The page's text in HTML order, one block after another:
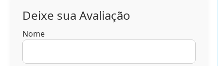
Deixe sua Avaliação
Nome